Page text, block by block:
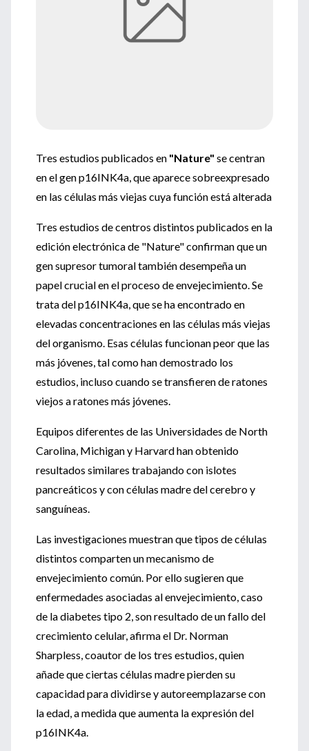
Tres estudios publicados en "Nature" se centran
en el gen p16INK4a, que aparece sobreexpresado
en las células más viejas cuya función está alterada
Tres estudios de centros distintos publicados en la
edición electrónica de "Nature" confirman que un
gen supresor tumoral también desempeña un
papel crucial en el proceso de envejecimiento. Se
trata del p16INK4a, que se ha encontrado en
elevadas concentraciones en las células más viejas
del organismo. Esas células funcionan peor que las
más jóvenes, tal como han demostrado los
estudios, incluso cuando se transfieren de ratones
viejos a ratones más jóvenes.
Equipos diferentes de las Universidades de North
Carolina, Michigan y Harvard han obtenido
resultados similares trabajando con islotes
pancreáticos y con células madre del cerebro y
sanguíneas.
Las investigaciones muestran que tipos de células
distintos comparten un mecanismo de
envejecimiento común. Por ello sugieren que
enfermedades asociadas al envejecimiento, caso
de la diabetes tipo 2, son resultado de un fallo del
crecimiento celular, afirma el Dr. Norman
Sharpless, coautor de los tres estudios, quien
añade que ciertas células madre pierden su
capacidad para dividirse y autoreemplazarse con
la edad, a medida que aumenta la expresión del
p16INK4a.